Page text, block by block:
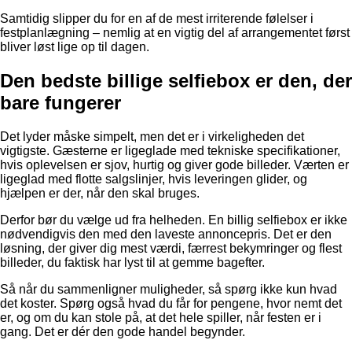
Samtidig slipper du for en af de mest irriterende følelser i
festplanlægning – nemlig at en vigtig del af arrangementet først
bliver løst lige op til dagen.
Den bedste billige selfiebox er den, der
bare fungerer
Det lyder måske simpelt, men det er i virkeligheden det
vigtigste. Gæsterne er ligeglade med tekniske specifikationer,
hvis oplevelsen er sjov, hurtig og giver gode billeder. Værten er
ligeglad med flotte salgslinjer, hvis leveringen glider, og
hjælpen er der, når den skal bruges.
Derfor bør du vælge ud fra helheden. En billig selfiebox er ikke
nødvendigvis den med den laveste annoncepris. Det er den
løsning, der giver dig mest værdi, færrest bekymringer og flest
billeder, du faktisk har lyst til at gemme bagefter.
Så når du sammenligner muligheder, så spørg ikke kun hvad
det koster. Spørg også hvad du får for pengene, hvor nemt det
er, og om du kan stole på, at det hele spiller, når festen er i
gang. Det er dér den gode handel begynder.